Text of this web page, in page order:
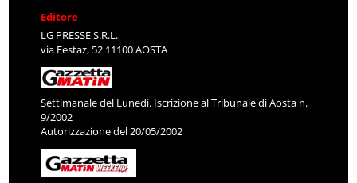
Editore
LG PRESSE S.R.L.
via Festaz, 52 11100 AOSTA
Settimanale del Lunedì. Iscrizione al Tribunale di Aosta n.
9/2002
Autorizzazione del 20/05/2002